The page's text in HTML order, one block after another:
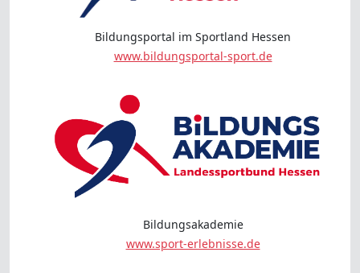
Bildungsportal im Sportland Hessen
www.bildungsportal-sport.de
Bildungsakademie
www.sport-erlebnisse.de